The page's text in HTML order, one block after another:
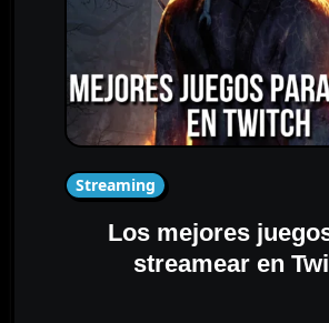
Streaming
Los mejores
streamear en